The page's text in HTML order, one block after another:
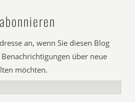
an, wenn Sie diesen Blog
über neue
möchten.